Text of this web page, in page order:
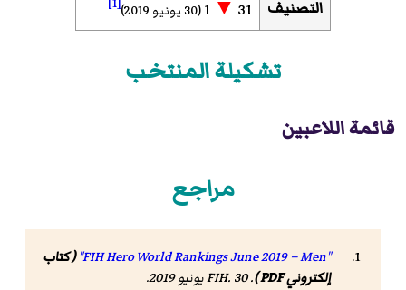
التصنيف
31
▼ (30 يونيو 2019)
تشكيلة المنتخب
قائمة اللاعبين
مراجع
"FIH Hero World Rankings June 2019 – Men"
( كتاب
إلكتروني PDF )
.
FIH. 30 يونيو 2019
.